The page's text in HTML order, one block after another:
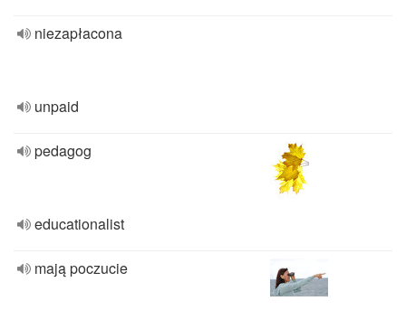
niezapłacona
unpaid
pedagog
educationalist
mają poczucie